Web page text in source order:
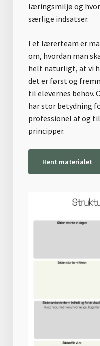
læringsmiljø og
særlige indsatser.
I et lærerteam er
om, hvordan man
helt naturligt, at vi
det er først og
til elevernes behov.
har stor betydning
professionel af og
principper.
Hent materialet